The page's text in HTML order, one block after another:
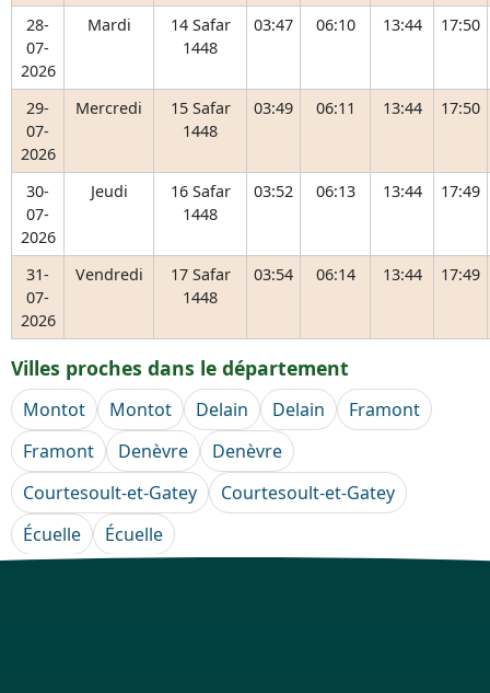
28-
07-
2026
Mardi
14 Safar
1448
03:47 06:10 13:44 17:50
29-
07-
2026
Mercredi
15 Safar
1448
03:49 06:11 13:44 17:50
30-
07-
2026
Jeudi
16 Safar
1448
03:52 06:13 13:44 17:49
31-
07-
2026
Vendredi
17 Safar
1448
03:54 06:14 13:44 17:49
Villes proches dans le département
Montot Montot Delain Delain
Framont
Framont
Denèvre
Denèvre
Courtesoult-et-Gatey
Courtesoult-et-Gatey
Écuelle
Écuelle